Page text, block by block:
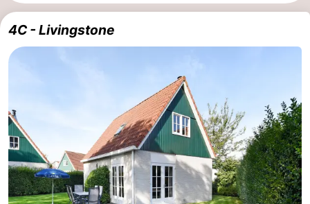
d'hôtes
Chaumières
-
Duinoord
-
Ginsterveld
-
Julianahoeve
-
4C - Livingstone